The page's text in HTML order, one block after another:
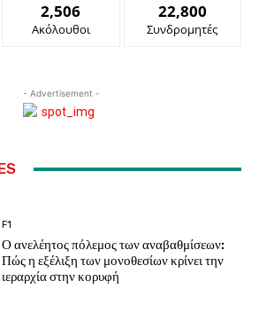
2,506
Ακόλουθοι
22,800
Συνδρομητές
- Advertisement -
F1
Ο ανελέητος πόλεμος των αναβαθμίσεων:
Πώς η εξέλιξη των μονοθεσίων κρίνει την
ιεραρχία στην κορυφή